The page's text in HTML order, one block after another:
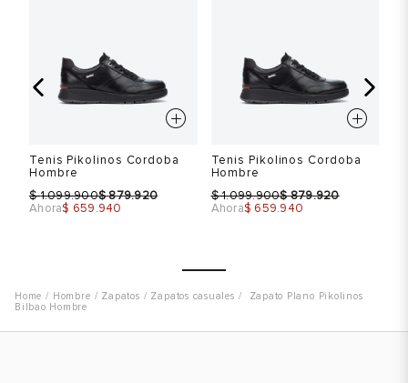
Tenis Pikolinos Cordoba
Hombre
$1.099.900$879.920
Ahora$ 659.940
Tenis Pikolinos Cordoba
Hombre
$1.099.900$879.920
Ahora$ 659.940
Hombre Zapatos Zapatos casuales
Zapato Plano Pikolinos
Bilbao Hombre